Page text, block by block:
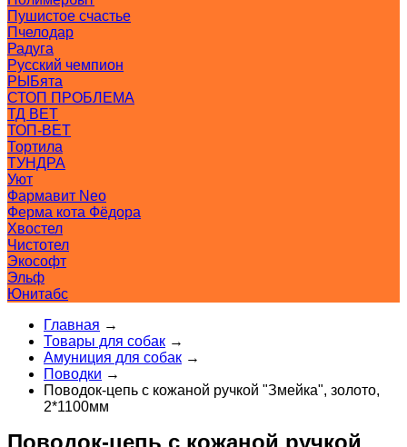
Пушистое счастье
Пчелодар
Радуга
Русский чемпион
РЫБята
СТОП ПРОБЛЕМА
ТД ВЕТ
ТОП-ВЕТ
Тортила
ТУНДРА
Уют
Фармавит Neo
Ферма кота Фёдора
Хвостел
Чистотел
Экософт
Эльф
Юнитабс
Главная →
Товары для собак →
Амуниция для собак →
Поводки →
Поводок-цепь с кожаной ручкой "Змейка", золото,
2*1100мм
Поводок-цепь с кожаной ручкой